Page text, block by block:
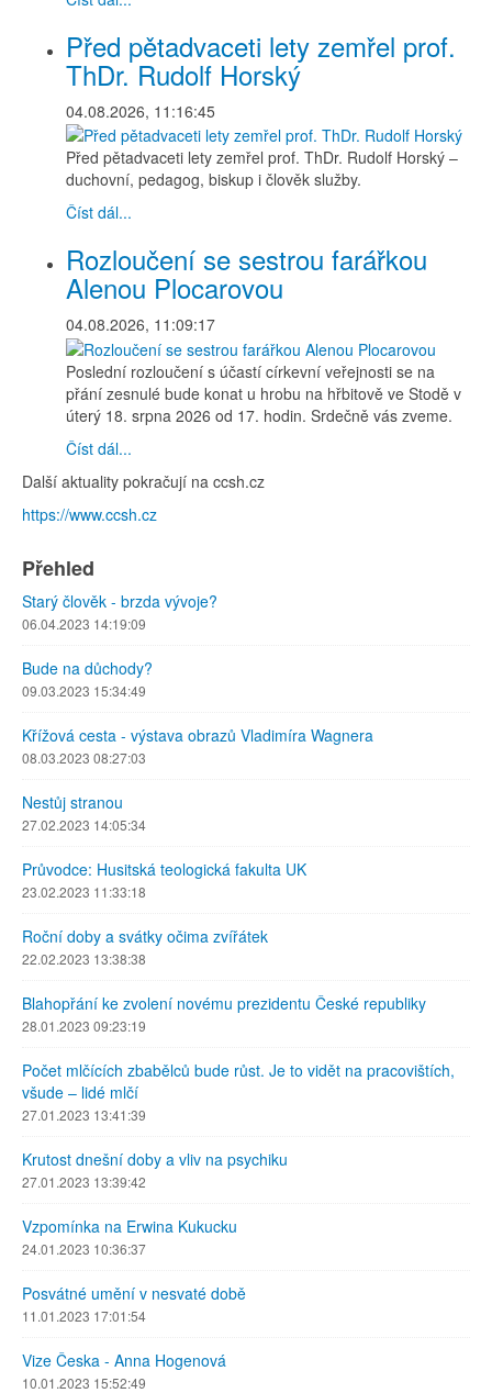
Před pětadvaceti lety zemřel prof.
ThDr. Rudolf Horský
04.08.2026, 11:16:45
Před pětadvaceti lety zemřel prof. ThDr. Rudolf Horský –
duchovní, pedagog, biskup i člověk služby.
Číst dál...
Rozloučení se sestrou farářkou
Alenou Plocarovou
04.08.2026, 11:09:17
Poslední rozloučení s účastí církevní veřejnosti se na
přání zesnulé bude konat u hrobu na hřbitově ve Stodě v
úterý 18. srpna 2026 od 17. hodin. Srdečně vás zveme.
Číst dál...
Další aktuality pokračují na ccsh.cz
https://www.ccsh.cz
Přehled
Starý člověk - brzda vývoje?
06.04.2023 14:19:09
Bude na důchody?
09.03.2023 15:34:49
Křížová cesta - výstava obrazů Vladimíra Wagnera
08.03.2023 08:27:03
Nestůj stranou
27.02.2023 14:05:34
Průvodce: Husitská teologická fakulta UK
23.02.2023 11:33:18
Roční doby a svátky očima zvířátek
22.02.2023 13:38:38
Blahopřání ke zvolení novému prezidentu České republiky
28.01.2023 09:23:19
Počet mlčících zbabělců bude růst. Je to vidět na pracovištích,
všude – lidé mlčí
27.01.2023 13:41:39
Krutost dnešní doby a vliv na psychiku
27.01.2023 13:39:42
Vzpomínka na Erwina Kukucku
24.01.2023 10:36:37
Posvátné umění v nesvaté době
11.01.2023 17:01:54
Vize Česka - Anna Hogenová
10.01.2023 15:52:49